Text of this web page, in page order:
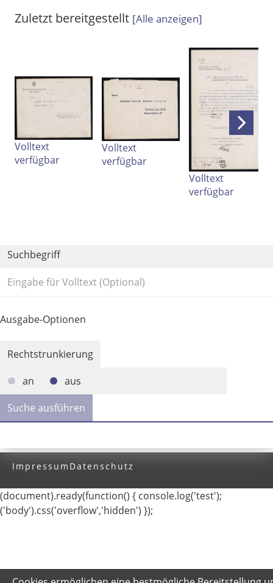
Suchbegriff
Ausgabe-Optionen
Rechtstrunkierung
an
aus
Zuletzt bereitgestellt [Alle anzeigen]
Volltext
verfügbar
Volltext
verfügbar
Volltext
verfügbar
Impressum Datenschutz
(document).ready(function() { console.log('test');
('body').css('overflow','hidden') });